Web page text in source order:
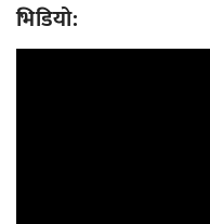
भिडियो: